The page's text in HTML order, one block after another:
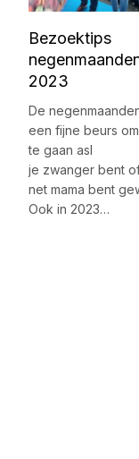
Bezoektips
2023
De
een fijne beurs
te gaan asl
je zwanger bent
net mama bent
Ook in 2023…